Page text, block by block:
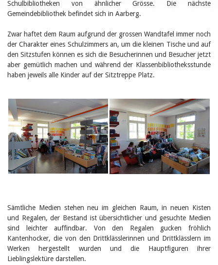
Zielpublikum Kinder und
Jugendliche
Bibliotheksangebote
Bibliosuisse
Kantonale
Unterstützungsbeiträge
Rezensionen
Schweizer Literatur
Autoren
Julie Greub
Birgit Libiszewski
Ursula Strahm
Sandra Dettwyler
Sibylle Birrer
Javier Lopez
Céline Graf
Nicole Rothen
Manuela Nyffeler-Lanker
Alle Autoren
Archiv
Juli 2026
Juni 2026
Schulbibliotheken von ähnlicher Grösse. Die nächste
Gemeindebibliothek befindet sich in Aarberg.
Zwar haftet dem Raum aufgrund der grossen Wandtafel immer noch
der Charakter eines Schulzimmers an, um die kleinen Tische und auf
den Sitzstufen können es sich die Besucherinnen und Besucher jetzt
aber gemütlich machen und während der Klassenbibliotheksstunde
haben jeweils alle Kinder auf der Sitztreppe Platz.
Sämtliche Medien stehen neu im gleichen Raum, in neuen Kisten
und Regalen, der Bestand ist übersichtlicher und gesuchte Medien
sind leichter auffindbar. Von den Regalen gucken fröhlich
Kantenhocker, die von den Drittklässlerinnen und Drittklässlern im
Werken hergestellt wurden und die Hauptfiguren ihrer
Lieblingslektüre darstellen.